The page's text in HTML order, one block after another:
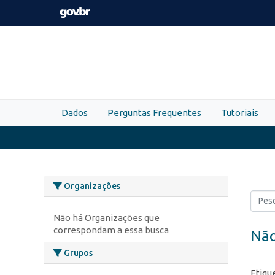
Skip to main content
Dados Perguntas Frequentes Tutoriais
Organizações
Não há Organizações que
correspondam a essa busca
Grupos